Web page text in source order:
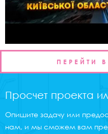
ПЕРЕЙТИ
Просчет проекта
Опишите задачу или
нам, и мы сможем вам